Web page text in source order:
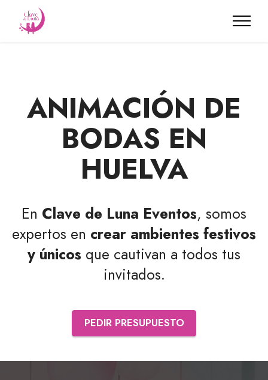
ANIMACIÓN DE
BODAS EN
HUELVA
En Clave de Luna Eventos, somos
expertos en crear ambientes festivos
y únicos que cautivan a todos tus
invitados.
PEDIR PRESUPUESTO